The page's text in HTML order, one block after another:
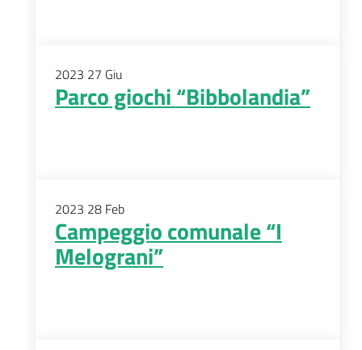
2023 27 Giu
Parco giochi “Bibbolandia”
2023 28 Feb
Campeggio comunale “I
Melograni”